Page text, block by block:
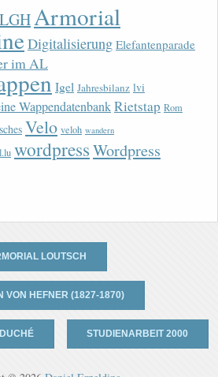
Armorial
Digitalisierung Elefantenparade
im AL
Igel Jahresbilanz lvi
WappendatenbankRietstap Rom
Velo veloh wandern
wordpressWordpress
LOUTSCH
VON HEFNER (1827-1870)
STUDIENARBEIT 2000